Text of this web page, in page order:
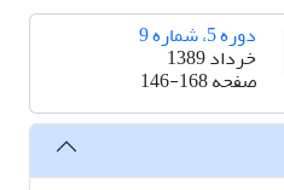
دوره 5، شماره 9
خرداد 1389
صفحه146-168